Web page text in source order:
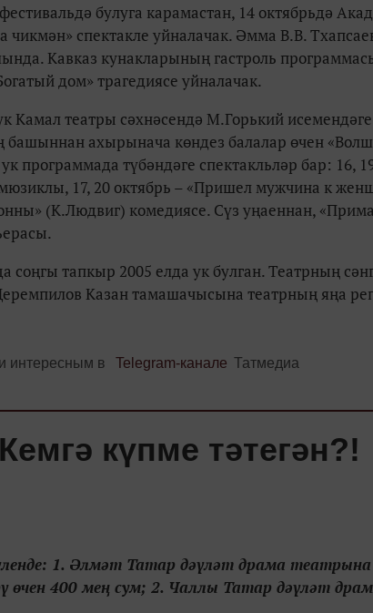
булуга карамастан, 14 октябрьдә
чикмән» спектакле уйналачак. Әмма В.В.
Кавказ кунакларының гастроль
дом» трагедиясе уйналачак.
Камал театры сәхнәсендә М.Горький
башыннан ахырынача көндез балалар өчен
программада түбәндәге спектакльләр бар: 16,
17, 20 октябрь – «Пришел мужчина к
(К.Людвиг) комедиясе. Сүз уңаеннан,
соңгы тапкыр 2005 елда ук булган. Театрның
Казан тамашачысына театрның яңа
интересным в Telegram-канале Татмедиа
күпме тәтегән?!
1. Әлмәт Татар дәүләт драма
өчен 400 мең сум; 2. Чаллы Татар дәүләт